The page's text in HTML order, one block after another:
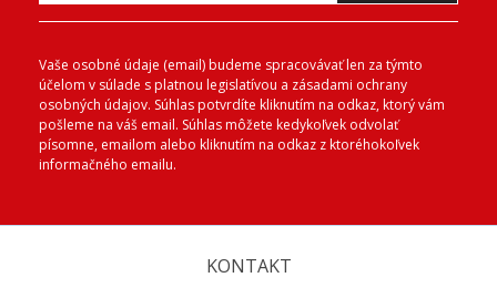
Vaše osobné údaje (email) budeme spracovávať len za týmto
účelom v súlade s platnou legislatívou a zásadami ochrany
osobných údajov. Súhlas potvrdíte kliknutím na odkaz, ktorý vám
pošleme na váš email. Súhlas môžete kedykoľvek odvolať
písomne, emailom alebo kliknutím na odkaz z ktoréhokoľvek
informačného emailu.
KONTAKT